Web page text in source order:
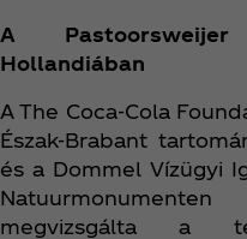
A
Hollandiában
A The Coca‑Cola
Észak-Brabant
és a Dommel Vízügyi
megvizsgálta a